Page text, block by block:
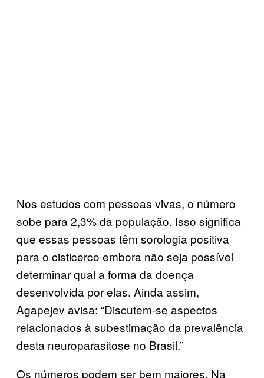
Nos estudos com pessoas vivas, o número
sobe para 2,3% da população. Isso significa
que essas pessoas têm sorologia positiva
para o cisticerco embora não seja possível
determinar qual a forma da doença
desenvolvida por elas. Ainda assim,
Agapejev avisa: “Discutem-se aspectos
relacionados à subestimação da prevalência
desta neuroparasitose no Brasil.”
Os números podem ser bem maiores. Na